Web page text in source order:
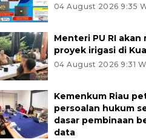
04 August 2026 9:35
Menteri PU RI akan
proyek irigasi di
04 August 2026 9:31
Kemenkum Riau
persoalan hukum
dasar pembinaan
data